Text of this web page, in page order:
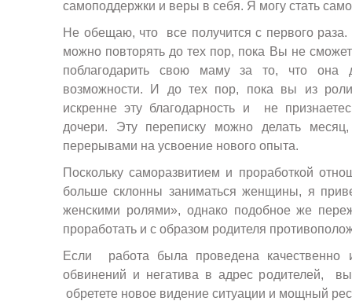
самоподдержки и веры в себя. Я могу стать
Не обещаю, что все получится с первого
можно повторять до тех пор, пока Вы не
поблагодарить свою маму за то, что
возможности. И до тех пор, пока вы из
искренне эту благодарность и не
дочери. Эту переписку можно делать
перерывами на усвоение нового опыта.
Поскольку саморазвитием и проработкой
больше склонны заниматься женщины, я
женскими ролями», однако подобное же
проработать и с образом родителя
Если работа была проведена качественно
обвинений и негатива в адрес родителей,
обретете новое видение ситуации и мощный